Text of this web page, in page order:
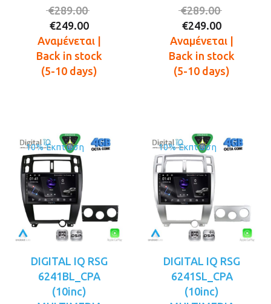
€289.00
was:
€289.00.
€249.00
τρέχουσα
τιμή
είναι:
Αναμένεται |
Back in stock
(5-10 days)
€289.00
was:
€289.00.
€249.00
τιμή
είναι:
Αναμένεται |
Back in stock
(5-10 days)
10% Έκπτωση
DIGITAL IQ RSG
6241BL_CPA
(10inc)
10% Έκπτωση
DIGITAL IQ RSG
6241SL_CPA
(10inc)